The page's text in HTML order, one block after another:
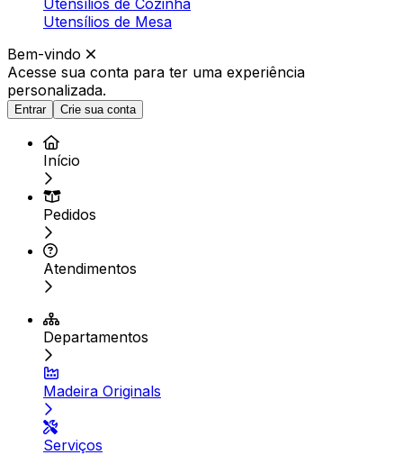
Utensílios de Cozinha
Utensílios de Mesa
Bem-vindo
Acesse sua conta para ter uma experiência
personalizada.
Entrar Crie sua conta
Início
Pedidos
Atendimentos
Departamentos
Madeira Originals
Serviços